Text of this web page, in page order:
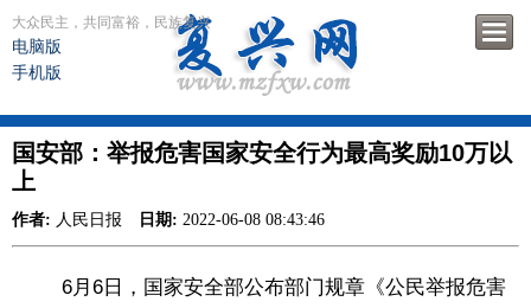
大众民主，共同富裕，民族复兴
电脑版
手机版
国安部：举报危害国家安全行为最高奖励10万以
上
作者: 人民日报 日期: 2022-06-08 08:43:46
6月6日，国家安全部公布部门规章《公民举报危害